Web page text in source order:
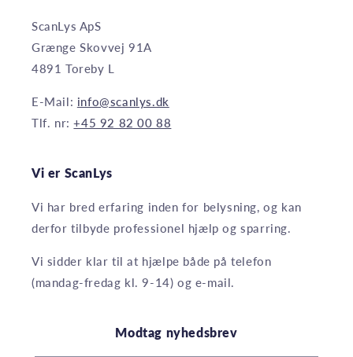
ScanLys ApS
Grænge Skovvej 91A
4891 Toreby L
E-Mail: info@scanlys.dk
Tlf. nr:+45 92 82 00 88
Vi er ScanLys
Vi har bred erfaring inden for belysning, og kan
derfor tilbyde professionel hjælp og sparring.
Vi sidder klar til at hjælpe både på telefon
(mandag-fredag kl. 9-14) og e-mail.
Modtag nyhedsbrev